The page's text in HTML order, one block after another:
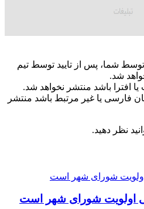
شما، پس از تایید توسط تیم
شد.
افترا باشد منتشر نخواهد شد.
فارسی یا غیر مرتبط باشد منتشر
نظر دهید.
اولویت شورای شهر است